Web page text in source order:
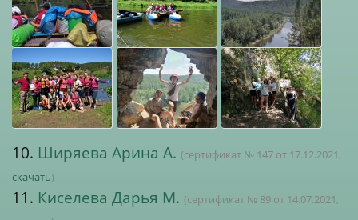
10. Ширяева Арина А. (сертификат № 147 от 17.12.2021,
скачать)
11. Киселева Дарья М. (сертификат № 89 от 14.07.2021,